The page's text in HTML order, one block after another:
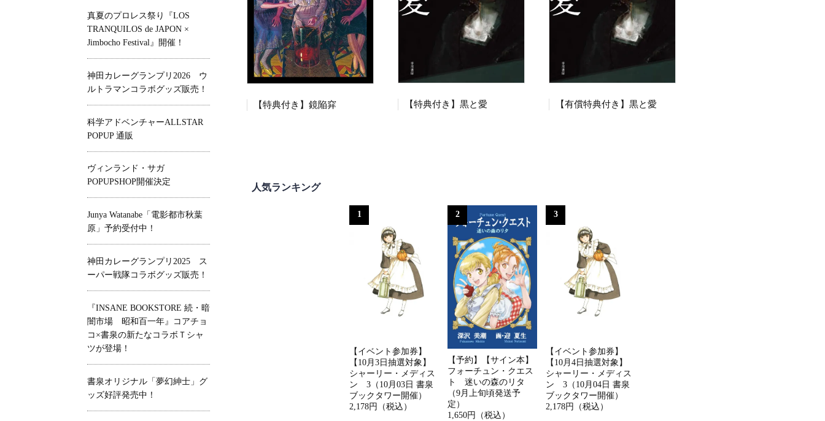
【特典付き】鏡陥穽 【特典付き】黒と愛 【有償特典付き】黒と愛
人気ランキング
1
【イベント参加券】
【10月3日抽選対象】
シャーリー・メディス
ン 3（10月03日 書泉
ブックタワー開催）
2,178円（税込）
2
【予約】【サイン本】
フォーチュン・クエス
ト 迷いの森のリタ
（9月上旬頃発送予
定）
1,650円（税込）
3
【イベント参加券】
【10月4日抽選対象】
シャーリー・メディス
ン 3（10月04日 書泉
ブックタワー開催）
2,178円（税込）
真夏のプロレス祭り『LOS
TRANQUILOS de JAPON ×
Jimbocho Festival』開催！
神田カレーグランプリ2026 ウ
ルトラマンコラボグッズ販売！
科学アドベンチャーALLSTAR
POPUP 通販
ヴィンランド・サガ
POPUPSHOP開催決定
Junya Watanabe「電影都市秋葉
原」予約受付中！
神田カレーグランプリ2025 ス
ーパー戦隊コラボグッズ販売！
『INSANE BOOKSTORE 続・暗
闇市場 昭和百一年』コアチョ
コ×書泉の新たなコラボＴシャ
ツが登場！
書泉オリジナル「夢幻紳士」グ
ッズ好評発売中！